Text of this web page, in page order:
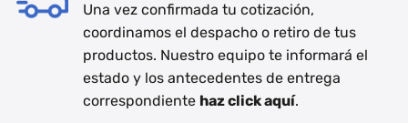
Una vez confirmada tu cotización,
coordinamos el despacho o retiro de tus
productos. Nuestro equipo te informará el
estado y los antecedentes de entrega
correspondiente haz click aquí.